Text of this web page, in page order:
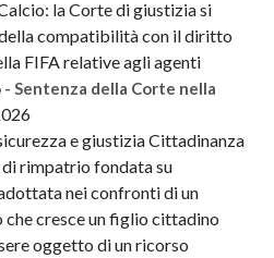
la Corte di giustizia si
compatibilità con il diritto
FIFA relative agli agenti
Sentenza della Corte nella
e giustizia Cittadinanza
di rimpatrio fondata su
nei confronti di un
cresce un figlio cittadino
oggetto di un ricorso